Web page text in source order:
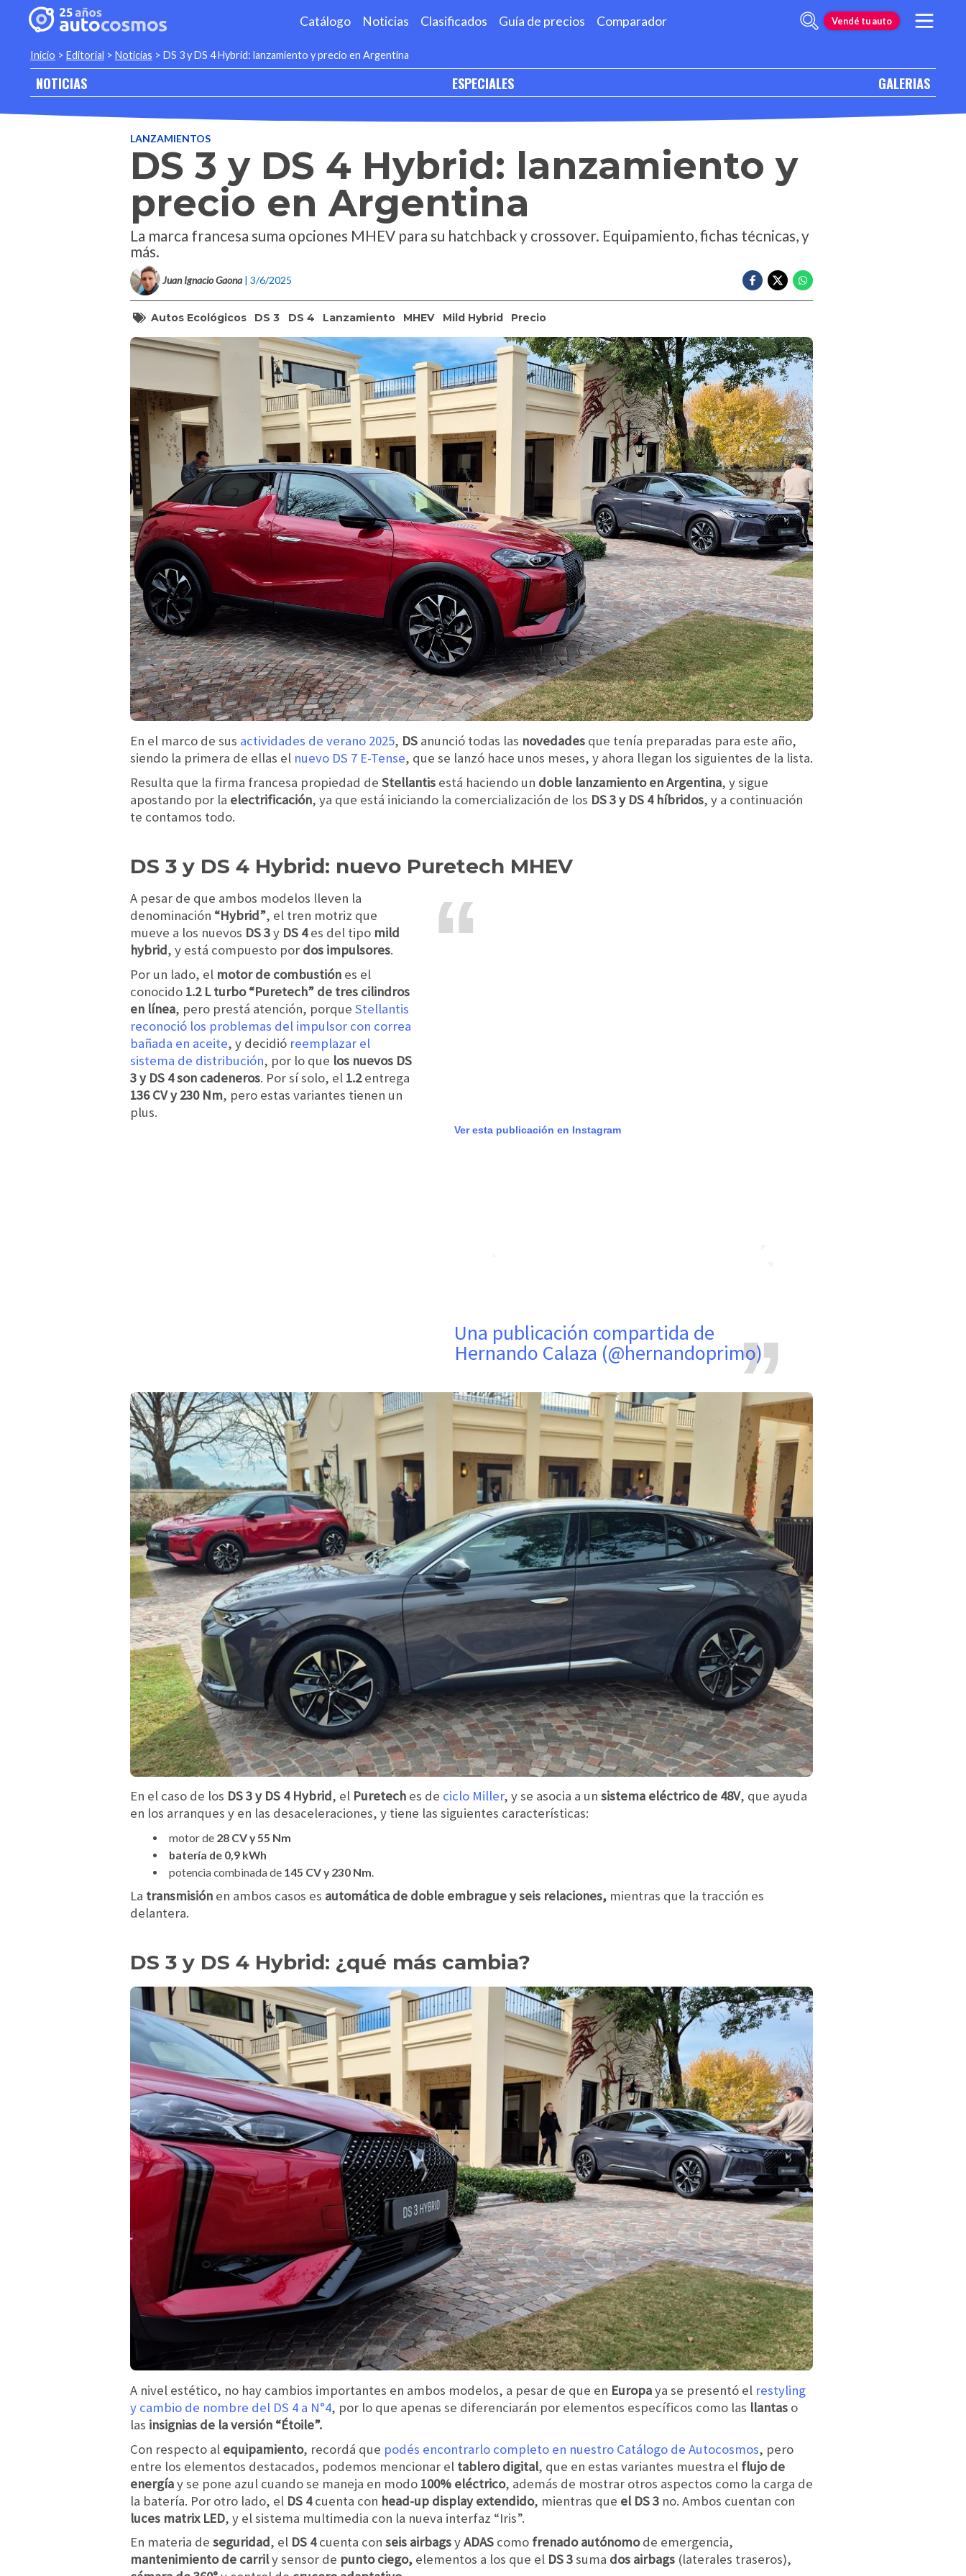
Catálogo Noticias Clasificados Guía de precios Comparador Vendé tu auto
Inicio > Editorial > Noticias > DS 3 y DS 4 Hybrid: lanzamiento y precio en Argentina
NOTICIAS ESPECIALES GALERIAS
LANZAMIENTOS
DS 3 y DS 4 Hybrid: lanzamiento y
precio en Argentina
La marca francesa suma opciones MHEV para su hatchback y crossover. Equipamiento, fichas técnicas, y
más.
Juan Ignacio Gaona | 3/6/2025
Autos Ecológicos DS 3 DS 4 Lanzamiento MHEV Mild Hybrid Precio
En el marco de sus actividades de verano 2025, DS anunció todas las novedades que tenía preparadas para este año,
siendo la primera de ellas el nuevo DS 7 E-Tense, que se lanzó hace unos meses, y ahora llegan los siguientes de la lista.
Resulta que la firma francesa propiedad de Stellantis está haciendo un doble lanzamiento en Argentina, y sigue
apostando por la electrificación, ya que está iniciando la comercialización de los DS 3 y DS 4 híbridos, y a continuación
te contamos todo.
DS 3 y DS 4 Hybrid: nuevo Puretech MHEV
Ver esta publicación en Instagram
Una publicación compartida de
Hernando Calaza (@hernandoprimo)
A pesar de que ambos modelos lleven la
denominación “Hybrid”, el tren motriz que
mueve a los nuevos DS 3y DS 4es del tipo mild
hybrid, y está compuesto por dos impulsores.
Por un lado, el motor de combustión es el
conocido 1.2 L turbo “Puretech” de tres cilindros
en línea, pero prestá atención, porque Stellantis
reconoció los problemas del impulsor con correa
bañada en aceite, y decidió reemplazar el
sistema de distribución, por lo que los nuevos DS
3 y DS 4 son cadeneros. Por sí solo, el 1.2entrega
136 CV y 230 Nm, pero estas variantes tienen un
plus.
En el caso de los DS 3 y DS 4 Hybrid, el Puretech es de ciclo Miller, y se asocia a un sistema eléctrico de 48V, que ayuda
en los arranques y en las desaceleraciones, y tiene las siguientes características:
motor de 28 CV y 55 Nm
batería de 0,9 kWh
potencia combinada de 145 CV y 230 Nm.
La transmisión en ambos casos es automática de doble embrague y seis relaciones, mientras que la tracción es
delantera.
DS 3 y DS 4 Hybrid: ¿qué más cambia?
A nivel estético, no hay cambios importantes en ambos modelos, a pesar de que en Europaya se presentó el restyling
y cambio de nombre del DS 4 a N°4, por lo que apenas se diferenciarán por elementos específicos como las llantas o
las insignias de la versión “Étoile”.
Con respecto al equipamiento, recordá que podés encontrarlo completo en nuestro Catálogo de Autocosmos, pero
entre los elementos destacados, podemos mencionar el tablero digital, que en estas variantes muestra el flujo de
energíay se pone azul cuando se maneja en modo 100% eléctrico, además de mostrar otros aspectos como la carga de
la batería. Por otro lado, el DS 4cuenta con head-up display extendido, mientras que el DS 3 no. Ambos cuentan con
luces matrix LED, y el sistema multimedia con la nueva interfaz “Iris”.
En materia de seguridad, el DS 4cuenta con seis airbagsyADAS como frenado autónomode emergencia,
mantenimiento de carrily sensor de punto ciego, elementos a los que el DS 3suma dos airbags (laterales traseros),